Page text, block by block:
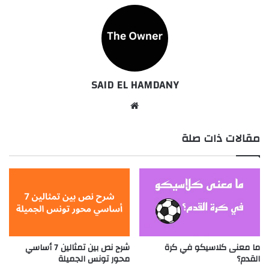
SAID EL HAMDANY
مقالات ذات صلة
ما معنى كلاسيكو في كرة
القدم؟
شرح نص بين تمثالين 7 أساسي
محور تونس الجميلة